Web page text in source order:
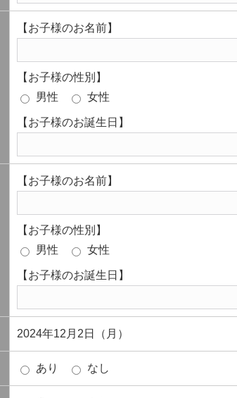
【お子様のお名前】
【お子様の性別】
男性
女性
【お子様のお誕生日】
【お子様のお名前】
【お子様の性別】
男性
女性
【お子様のお誕生日】
2024年12月2日（月）
あり なし